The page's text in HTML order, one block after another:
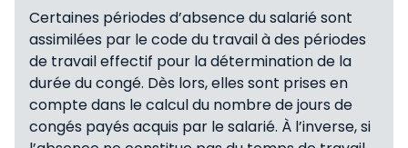
Certaines périodes d’absence du salarié sont
assimilées par le code du travail à des périodes
de travail effectif pour la détermination de la
durée du congé. Dès lors, elles sont prises en
compte dans le calcul du nombre de jours de
congés payés acquis par le salarié. À l’inverse, si